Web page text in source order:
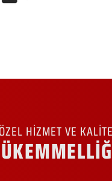
ÖZEL HİZMET VE